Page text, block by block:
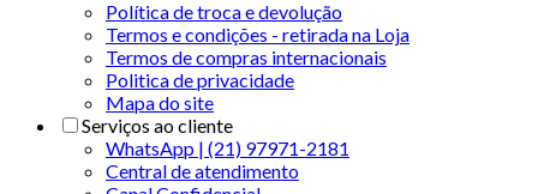
Política de troca e devolução
Termos e condições - retirada na Loja
Termos de compras internacionais
Politica de privacidade
Mapa do site
Serviços ao cliente
WhatsApp | (21) 97971-2181
Central de atendimento